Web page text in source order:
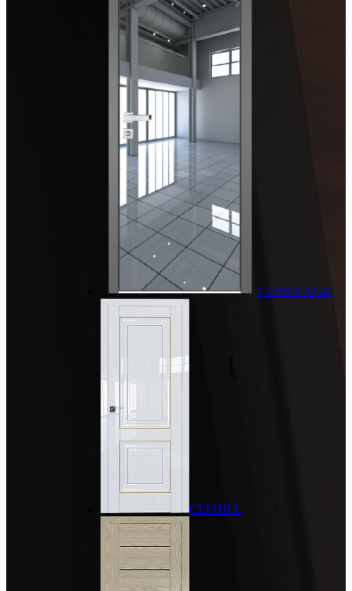
СЕРИЯ AGK
СЕРИЯ L